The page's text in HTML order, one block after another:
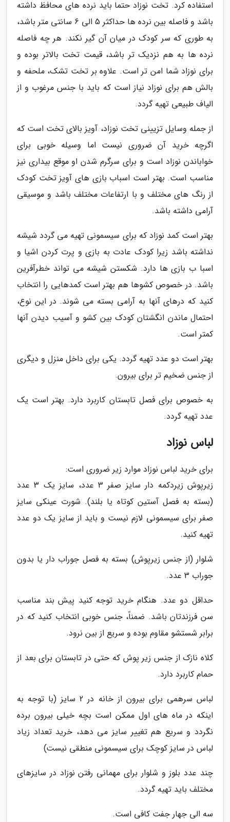
استفاده کرد. تخت نوزاد حتما باید نرده های محافظ داشته
باشد و فاصله بین نرده ها حداکثر 5 الی 6 سانتی متر باشد،
به طوری که سر کودک در میان آن گیر نکند. هر چه فاصله
نرده ها به هم نزدیک تر باشد، قیمت تخت بالاتر بوده و
برای نوزاد شما امن تر است. علاوه بر تخت تشک، ملحفه و
بالش هم برای نوزاد نیاز است که باید با جنس مرغوب و از
الیاف طبیعی تهیه گردد.
از جمله وسایل تزیینی تخت نوزاد، آویز بالای تخت است که
اگرچه خرید آن ضروری نیست اما وسیله خوبی برای
خواباندن نوزاد است و برای سرگرم شدن او موقع بیداری نیز
مناسب است. بهتر است اسباب بازی های آویز تخت کودک
از رنگ های مختلف و با ارتفاعات مختلف باشد و موسیقی
آرامی داشته باشد.
بهتر است کمد نوزاد که برای سیسمونی تهیه می گردد شیشه
نداشته باشد زیرا کودک عادت به بازی و پرت کردن اشیا و
اسبا ب بازی ها دارد. شکستن شیشه می تواند خطرآفرین
باشد. در خصوص کشوها هم بهتر است کمدهایی را انتخاب
کنید که درهای آنها به آرامی بسته می شوند. در این نوع،
احتمال ماندن انگشتان کودک بین کشو و آسیب دیدن آنها
کمتر است.
بهتر است دو عدد تهیه گردد. یکی برای داخل منزل و دیگری
از جنس ضخیم تر برای بیرون.
به خصوص برای فصل تابستان کاربرد دارد. بهتر است یک
عدد تهیه گردد.
لباس نوزاد
برای خرید لباس نوزاد موارد زیر ضروری است:
زیرپوش زیردکمه دار سایز صفر 3 عدد، سایز یک 3 عدد
(بسته به فصل آستین کوتاه یا بلند). شورت عینکی سایز
صفر برای سیسمونی لازم نیست و باید از سایز یک دو عدد
تهیه کنید.
شلوار (از جنس زیرپوش) بسته به فصل جوراب دار یا بدون
جوراب 3 عدد.
حداقل دو عدد. هنگام خرید توجه کنید پیش بند مناسب
سن فرزندتان باشد. ضمناً، جنس خوبی انتخاب کنید که در
برابر شستشو مقاوم بوده و سریع از بین نرود.
کلاه نازک از جنس زیر پوش که حتی در تابستان برای بعد از
حمام کاربرد دارد.
لباس سرهمی برای بیرون از خانه در 2 سایز (با توجه به
اینکه در ماه های اول ممکن است بچه خیلی بیرون برده
نگردد و سریع هم تغییر سایز می دهد، خرید تعداد زیاد
لباس در سایز کوچک برای سیسمونی منطقی نیست)
چند عدد بلوز و شلوار برای مهمانی رفتن نوزاد در سایزهای
مختلف باید تهیه گردد.
سه الی جهار جفت کافی است.